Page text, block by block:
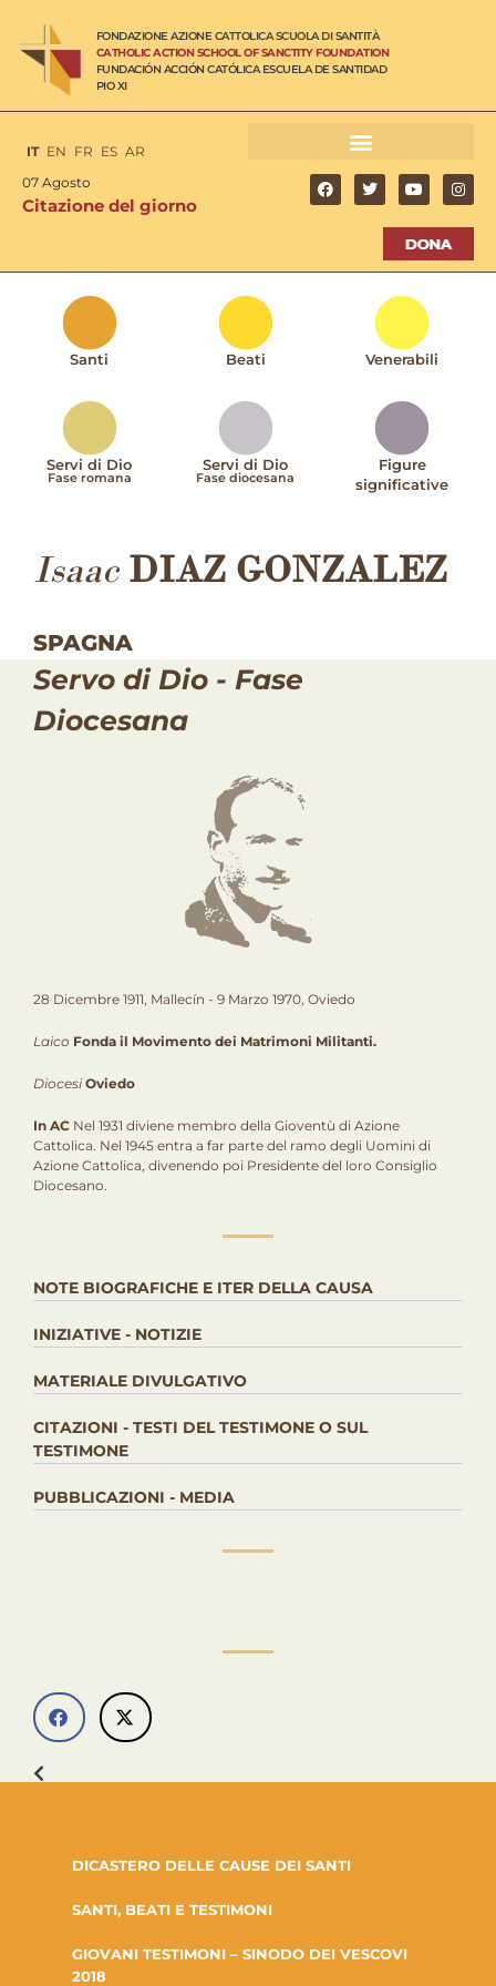
FONDAZIONE AZIONE CATTOLICA SCUOLA DI SANTITÀ
CATHOLIC ACTION SCHOOL OF SANCTITY FOUNDATION
FUNDACIÓN ACCIÓN CATÓLICA ESCUELA DE SANTIDAD
PIO XI
IT EN FR ES AR
07 Agosto
Citazione del giorno
Santi Beati Venerabili
Servi di Dio
Fase romana
Servi di Dio
Fase diocesana
Figure
significative
Isaac DIAZ GONZALEZ
SPAGNA
Servo di Dio - Fase
Diocesana
28 Dicembre 1911, Mallecín - 9 Marzo 1970, Oviedo
Laico Fonda il Movimento dei Matrimoni Militanti.
Diocesi Oviedo
In AC Nel 1931 diviene membro della Gioventù di Azione
Cattolica. Nel 1945 entra a far parte del ramo degli Uomini di
Azione Cattolica, divenendo poi Presidente del loro Consiglio
Diocesano.
NOTE BIOGRAFICHE E ITER DELLA CAUSA
INIZIATIVE - NOTIZIE
MATERIALE DIVULGATIVO
CITAZIONI - TESTI DEL TESTIMONE O SUL
TESTIMONE
PUBBLICAZIONI - MEDIA
DICASTERO DELLE CAUSE DEI SANTI
SANTI, BEATI E TESTIMONI
GIOVANI TESTIMONI – SINODO DEI VESCOVI
2018